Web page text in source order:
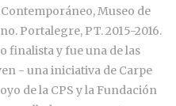
Museo de
Portalegre, PT. 2015-2016.
finalista y fue una de las
- una iniciativa de Carpe
de la CPS y la Fundación